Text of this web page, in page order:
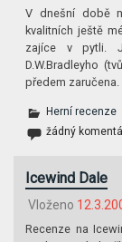
V dnešní době
kvalitních ještě
zajíce v pytli.
D.W.Bradleyho
předem
Herní recenze
žádný
Icewind Dale
Vloženo
Recenze na